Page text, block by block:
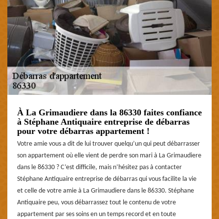
À La Grimaudiere dans la 86330 faites confiance
à Stéphane Antiquaire entreprise de débarras
pour votre débarras appartement !
Votre amie vous a dit de lui trouver quelqu’un qui peut débarrasser
son appartement où elle vient de perdre son mari à La Grimaudiere
dans le 86330 ? C’est difficile, mais n’hésitez pas à contacter
Stéphane Antiquaire entreprise de débarras qui vous facilite la vie
et celle de votre amie à La Grimaudiere dans le 86330. Stéphane
Antiquaire peu, vous débarrassez tout le contenu de votre
appartement par ses soins en un temps record et en toute